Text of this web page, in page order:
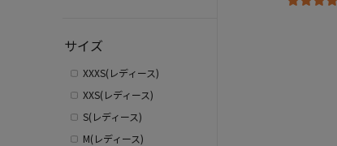
サイズ
XXXS(レディース)
XXS(レディース)
S(レディース)
M(レディース)